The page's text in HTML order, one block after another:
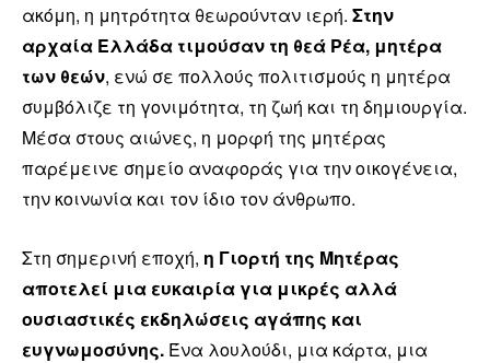
ακόμη, η μητρότητα θεωρούνταν ιερή. Στην
αρχαία Ελλάδα τιμούσαν τη θεά Ρέα, μητέρα
των θεών, ενώ σε πολλούς πολιτισμούς η μητέρα
συμβόλιζε τη γονιμότητα, τη ζωή και τη δημιουργία.
Μέσα στους αιώνες, η μορφή της μητέρας
παρέμεινε σημείο αναφοράς για την οικογένεια,
την κοινωνία και τον ίδιο τον άνθρωπο.
Στη σημερινή εποχή, η Γιορτή της Μητέρας
αποτελεί μια ευκαιρία για μικρές αλλά
ουσιαστικές εκδηλώσεις αγάπης και
ευγνωμοσύνης. Ένα λουλούδι, μια κάρτα, μια